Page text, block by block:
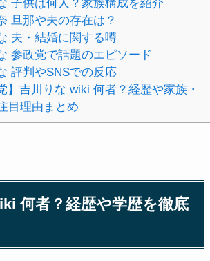
子供は何人？家族構成を紹介
旦那や夫の存在は？
夫・結婚に関する噂
参政党で話題のエピソード
評判やSNSでの反応
】吉川りな wiki 何者？経歴や家族・
目理由まとめ
何者？経歴や学歴を徹底